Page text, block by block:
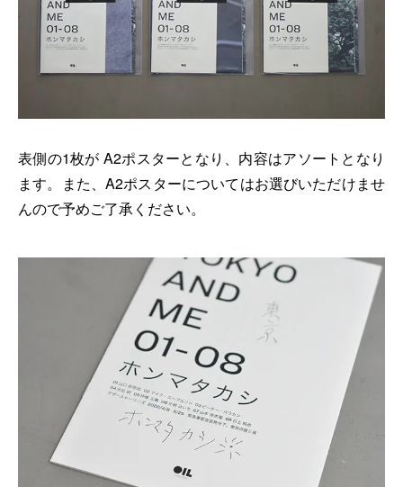
表側の1枚が A2ポスターとなり、内容はアソートとなり
ます。また、A2ポスターについてはお選びいただけませ
んので予めご了承ください。